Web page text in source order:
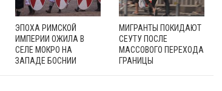
ЭПОХА РИМСКОЙ
ИМПЕРИИ ОЖИЛА В
СЕЛЕ МОКРО НА
ЗАПАДЕ БОСНИИ
МИГРАНТЫ ПОКИДАЮТ
СЕУТУ ПОСЛЕ
МАССОВОГО ПЕРЕХОДА
ГРАНИЦЫ